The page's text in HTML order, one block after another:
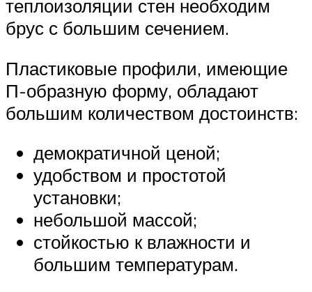
теплоизоляции стен необходим
брус с большим сечением.
Пластиковые профили, имеющие
П-образную форму, обладают
большим количеством достоинств:
демократичной ценой;
удобством и простотой
установки;
небольшой массой;
стойкостью к влажности и
большим температурам.